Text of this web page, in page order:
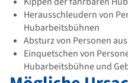
Herausschleudern von
Hubarbeitsbühnen
Absturz von Personen
Einquetschen von
Hubarbeitsbühne und